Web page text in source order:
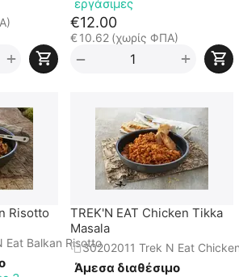
+
εργάσιμες
€12.00
€10.62 (χωρίς ΦΠΑ)
+
−
Risotto
Balkan Risotto
TREK'N EAT Chicken Tikka
Masala
30202011 Trek N Eat
Άμεσα διαθέσιμο